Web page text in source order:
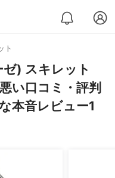
ト
) スキレット
い口コミ・評判
本音レビュー1